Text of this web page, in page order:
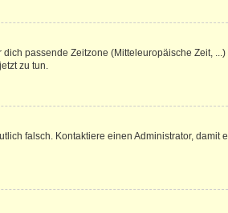
passende Zeitzone (Mitteleuropäische Zeit,
zu tun.
falsch. Kontaktiere einen Administrator, damit